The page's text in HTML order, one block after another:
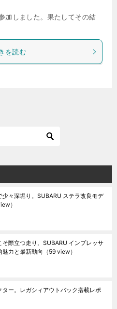
加しました。果たしてその結
を読む
少々深堀り。SUBARU ステラ改良モデ
）
そ際立つ走り。SUBARU インプレッサ
力と最新動向 （59 view）
ター。レガシィアウトバック搭載レポ